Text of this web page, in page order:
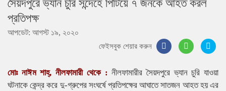
সৈয়দপুরে ভ্যান চুরি সন্দেহে পিটিয়ে ৭ জনকে আহত করল
প্রতিপক্ষ
আপডেট: আগস্ট ১৯, ২০২০
ফেইসবুক শেয়ার করুন
মোঃ নাঈম শাহ্, নীলফামারী থেকে :নীলফামারীর সৈয়দপুরে ভ্যান চুরি যাওয়া
ঘটনাকে কেন্দ্র করে দু-গ্রুপের সংঘর্ষে প্রতিপক্ষের আঘাতে সাতজন আহত হয় এর